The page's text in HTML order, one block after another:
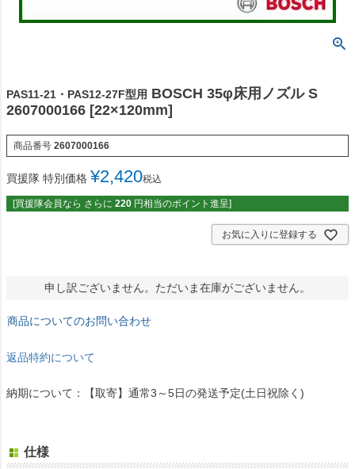
PAS11-21・PAS12-27F型用 BOSCH 35φ床用ノズル S
2607000166 [22×120mm]
商品番号 2607000166
買援隊 特別価格 ¥2,420税込
[買援隊会員なら さらに 220 円相当のポイント進呈]
お気に入りに登録する
申し訳ございません。ただいま在庫がございません。
商品についてのお問い合わせ
返品特約について
納期について：【取寄】通常3～5日の発送予定(土日祝除く)
仕様